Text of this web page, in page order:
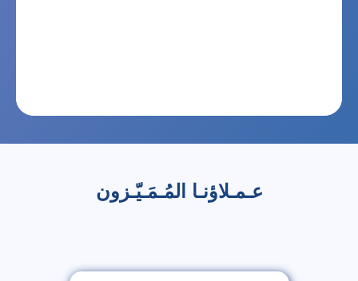
عـمـلاؤنـا المُـمَـيّـزون